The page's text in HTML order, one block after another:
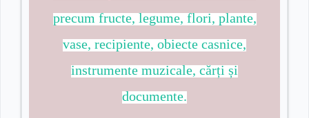
precum fructe, legume, flori, plante,
vase, recipiente, obiecte casnice,
instrumente muzicale, cărți și
documente.